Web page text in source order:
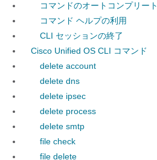
コマンドのオートコンプリート
コマンド ヘルプの利用
CLI セッションの終了
Cisco Unified OS CLI コマンド
delete account
delete dns
delete ipsec
delete process
delete smtp
file check
file delete